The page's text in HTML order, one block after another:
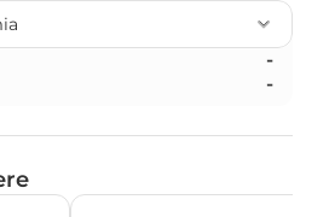
-
-